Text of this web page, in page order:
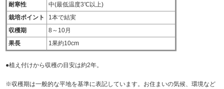
耐寒性
中(最低温度3℃以上)
栽培ポイント
1本で結実
収穫期
8～10月
果長
1果約10cm
●植え付けから収穫の目安は約2年。
※収穫期は一般的な平地を基準に表記しています。お住まいの気候、環境など